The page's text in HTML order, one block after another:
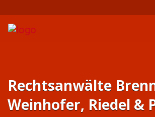
Rechtsanwälte
Weinhofer, Riedel &